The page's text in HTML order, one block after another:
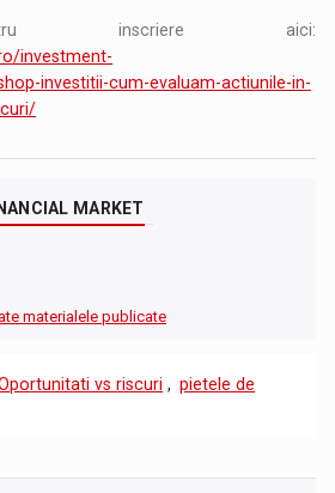
inscriere aici:
investment-
investitii-cum-evaluam-actiunile-in-
MARKET
materialele publicate
vs riscuri , pietele de